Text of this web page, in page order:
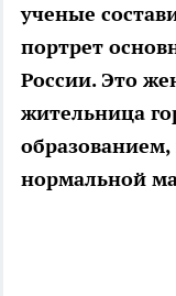
ученые
портрет
России. Это
жительница
нормальной